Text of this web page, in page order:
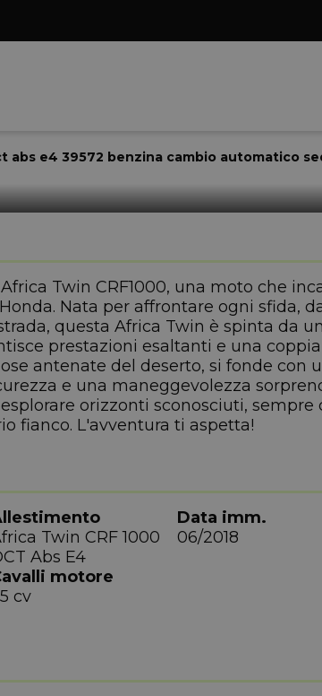
abs e4 39572 benzina cambio automatico
Twin CRF1000, una moto che
Nata per affrontare ogni sfida,
questa Africa Twin è spinta da
prestazioni esaltanti e una coppia
antenate del deserto, si fonde con
e una maneggevolezza
orizzonti sconosciuti, sempre
fianco. L'avventura ti aspetta!
Twin CRF 1000
Abs E4
Data imm.
06/2018
motore
cv